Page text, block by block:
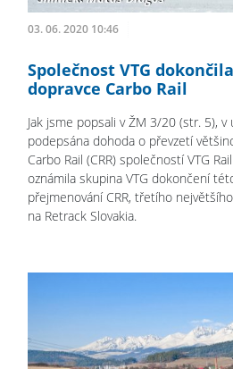
03. 06. 2020 10:46
Společnost VTG
dopravce Carbo Rail
Jak jsme popsali v ŽM 3/20 (str. 5),
podepsána dohoda o převzetí
Carbo Rail (CRR) společností VTG
oznámila skupina VTG dokončení
přejmenování CRR, třetího
na Retrack Slovakia.